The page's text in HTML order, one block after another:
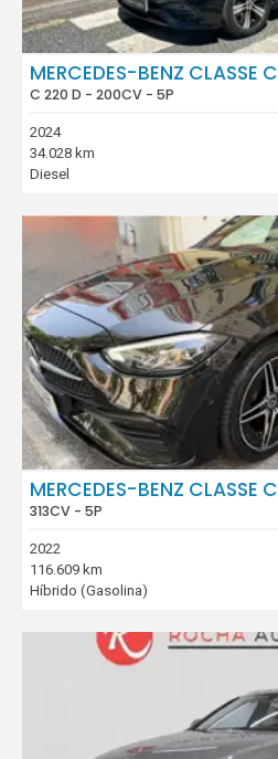
MERCEDES-BENZ CLASSE C
C 220 D - 200CV - 5P
2024
34.028 km
Diesel
MERCEDES-BENZ CLASSE C
313CV - 5P
2022
116.609 km
Híbrido (Gasolina)